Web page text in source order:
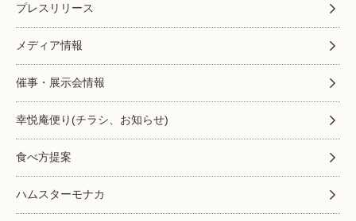
プレスリリース
メディア情報
催事・展示会情報
幸悦庵便り(チラシ、お知らせ)
食べ方提案
ハムスターモナカ